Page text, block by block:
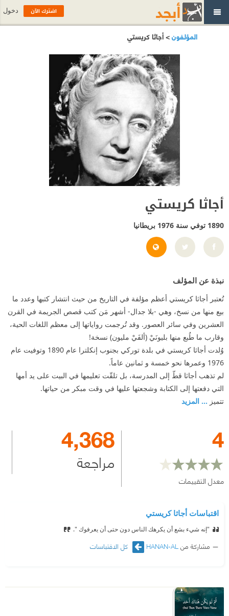
المؤلفون> أجاثا كريستي
أجاثا كريستي
1890 توفي سنة 1976 بريطانيا
نبذة عن المؤلف
تُعتبر أجاثا كريستي أعظم مؤلفة في التاريخ من حيث انتشار كتبها وعدد ما
بيع منها من نسخ، وهي -بلا جدال- أشهر مَن كتب قصص الجريمة في القرن
العشرين وفي سائر العصور. وقد تُرجمت رواياتها إلى معظم اللغات الحية،
وقارب ما طُبع منها بليونَيْ (ألفَيْ مليون) نسخة!
وُلدت أجاثا كريستي في بلدة توركي بجنوب إنكلترا عام 1890 وتوفيت عام
1976 وعمرها نحو خمسة و ثمانين عاماً.
لم تذهب أجاثا قطّ إلى المدرسة، بل تلقّت تعليمها في البيت على يد أمها
التي دفعتها إلى الكتابة وشجعتها عليها في وقت مبكر من حياتها.
تتميز ... المزيد
4
معدل التقييمات
4,368
مراجعة
اقتباسات أجاثا كريستي
"إنه شيء بشع أن يكرهك الناس دون حتى أن يعرفوك ".
مشاركة منHANAN-AL كل الاقتباسات
اشترك الآن دخول